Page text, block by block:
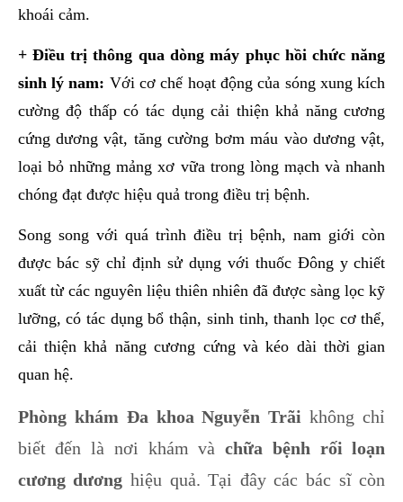
khoái cảm.
+ Điều trị thông qua dòng máy phục hồi chức năng
sinh lý nam: Với cơ chế hoạt động của sóng xung kích
cường độ thấp có tác dụng cải thiện khả năng cương
cứng dương vật, tăng cường bơm máu vào dương vật,
loại bỏ những mảng xơ vữa trong lòng mạch và nhanh
chóng đạt được hiệu quả trong điều trị bệnh.
Song song với quá trình điều trị bệnh, nam giới còn
được bác sỹ chỉ định sử dụng với thuốc Đông y chiết
xuất từ các nguyên liệu thiên nhiên đã được sàng lọc kỹ
lưỡng, có tác dụng bổ thận, sinh tinh, thanh lọc cơ thể,
cải thiện khả năng cương cứng và kéo dài thời gian
quan hệ.
Phòng khám Đa khoa Nguyễn Trãi không chỉ
biết đến là nơi khám và chữa bệnh rối loạn
cương dương hiệu quả. Tại đây các bác sĩ còn